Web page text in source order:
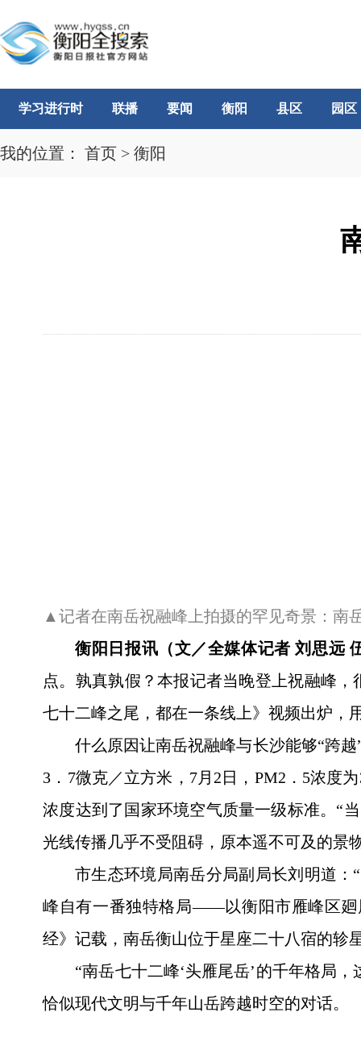
学习进行时 联播 要闻 衡阳 县区 园区
我的位置： 首页 > 衡阳
▲记者在南岳祝融峰上拍摄的罕见奇景：南
衡阳日报讯（文／全媒体记者 刘思远
点。孰真孰假？本报记者当晚登上祝融峰
七十二峰之尾，都在一条线上》视频出炉，
什么原因让南岳祝融峰与长沙能够“跨
3．7微克／立方米，7月2日，PM2．5浓度
浓度达到了国家环境空气质量一级标准。“
光线传播几乎不受阻碍，原本遥不可及的景
市生态环境局南岳分局副局长刘明道
峰自有一番独特格局——以衡阳市雁峰区廻
经》记载，南岳衡山位于星座二十八宿的轸
“南岳七十二峰‘头雁尾岳’的千年格局
恰似现代文明与千年山岳跨越时空的对话。